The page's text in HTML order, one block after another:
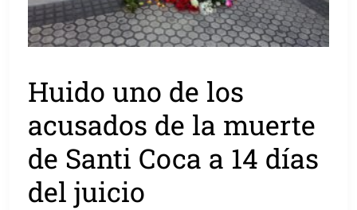
Huido uno de los
acusados de la muerte
de Santi Coca a 14 días
del juicio